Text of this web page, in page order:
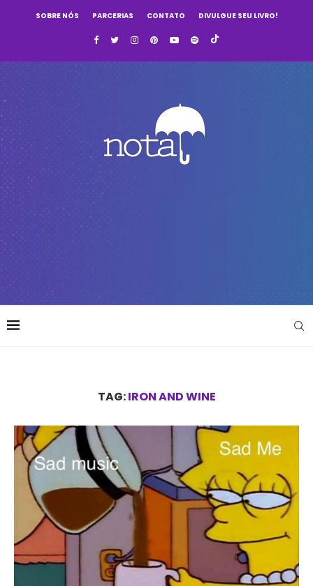
SOBRE NÓS PARCERIAS CONTATO DIVULGUE SEU LIVRO!
TAG:IRON AND WINE